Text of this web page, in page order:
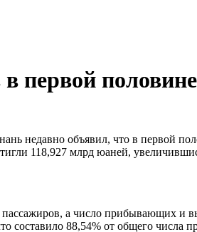
первой
недавно объявил, что в первой
118,927 млрд юаней,
а число прибывающих и
составило 88,54% от общего числа